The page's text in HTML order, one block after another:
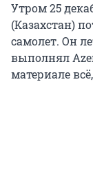
Утром 25
(Казахстан)
самолет. Он
выполнял
материале